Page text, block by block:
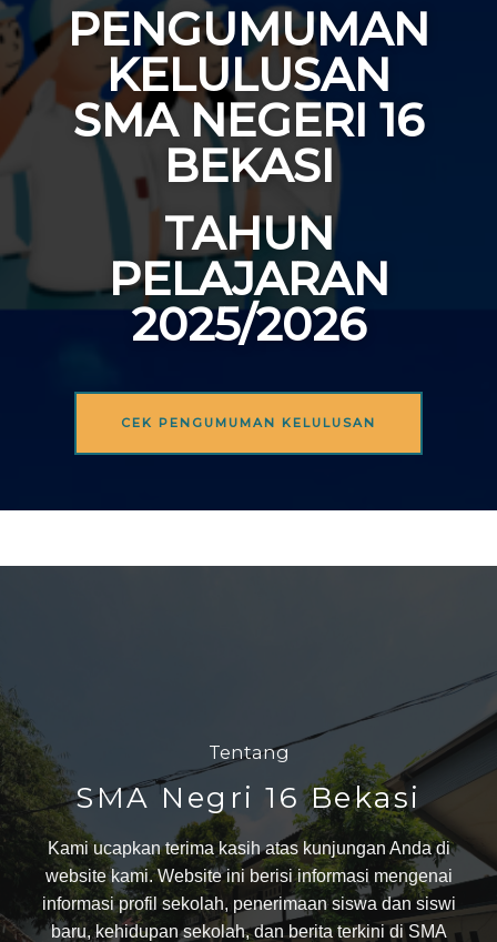
PENGUMUMAN
KELULUSAN
SMA NEGERI 16
BEKASI
TAHUN
PELAJARAN
2025/2026
CEK PENGUMUMAN KELULUSAN
Tentang
SMA Negri 16 Bekasi
Kami ucapkan terima kasih atas kunjungan Anda di
website kami. Website ini berisi informasi mengenai
informasi profil sekolah, penerimaan siswa dan siswi
baru, kehidupan sekolah, dan berita terkini di SMA